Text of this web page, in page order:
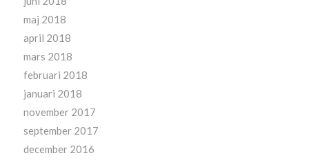
maj 2018
april 2018
mars 2018
februari 2018
januari 2018
november 2017
september 2017
december 2016